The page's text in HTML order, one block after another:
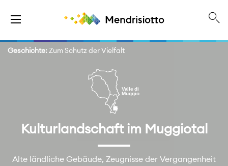
Geschichte:Zum Schutz der Vielfalt
Kulturlandschaft im Muggiotal
Alte ländliche Gebäude, Zeugnisse der Vergangenheit